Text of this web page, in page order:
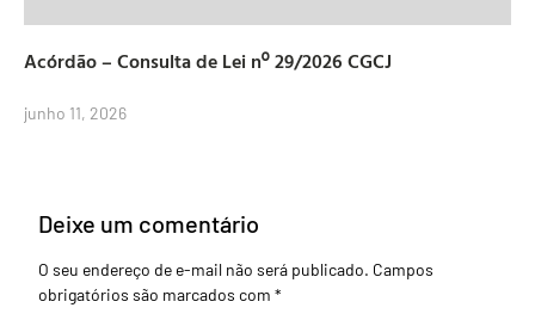
Acórdão – Consulta de Lei nº 29/2026 CGCJ
junho 11, 2026
Deixe um comentário
O seu endereço de e-mail não será publicado. Campos
obrigatórios são marcados com *